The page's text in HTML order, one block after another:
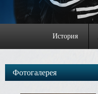
История
Фотогалерея